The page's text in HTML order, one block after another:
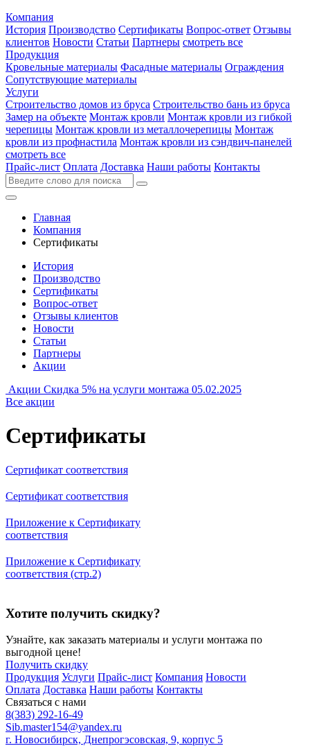
Компания
История Производство Сертификаты Вопрос-ответ Отзывы
клиентов Новости Статьи Партнеры смотреть все
Продукция
Кровельные материалы Фасадные материалы Ограждения
Сопутствующие материалы
Услуги
Строительство домов из бруса Строительство бань из бруса
Замер на объекте Монтаж кровли Монтаж кровли из гибкой
черепицы Монтаж кровли из металлочерепицы Монтаж
кровли из профнастила Монтаж кровли из сэндвич-панелей
смотреть все
Прайс-лист Оплата Доставка Наши работы Контакты
Главная
Компания
Сертификаты
История
Производство
Сертификаты
Вопрос-ответ
Отзывы клиентов
Новости
Статьи
Партнеры
Акции
Акции Скидка 5% на услуги монтажа 05.02.2025
Все акции
Сертификаты
Сертификат соответствия
Сертификат соответствия
Приложение к Сертификату
соответствия
Приложение к Сертификату
соответствия (стр.2)
Хотите получить скидку?
Узнайте, как заказать материалы и услуги монтажа по
выгодной цене!
Получить скидку
Продукция Услуги Прайс-лист Компания Новости
Оплата Доставка Наши работы Контакты
Связаться с нами
8(383) 292-16-49
Sib.master154@yandex.ru
г. Новосибирск, Днепрогэсовская, 9, корпус 5